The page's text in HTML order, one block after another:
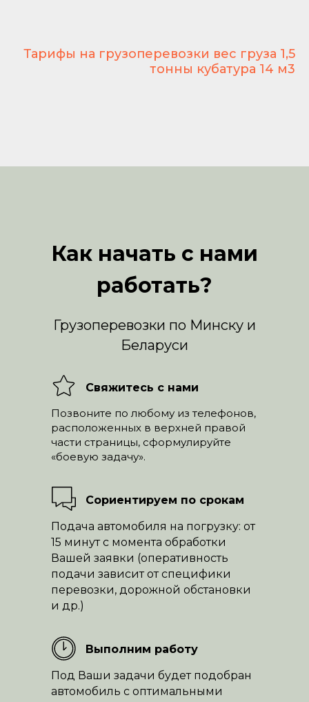
Тарифы на грузоперевозки вес груза 1,5
тонны кубатура 14 м3
Позвоните по любому из телефонов,
расположенных в верхней правой
части страницы, сформулируйте
«боевую задачу».
Подача автомобиля на погрузку: от
15 минут с момента обработки
Вашей заявки (оперативность
подачи зависит от специфики
перевозки, дорожной обстановки
и др.)
Под Ваши задачи будет подобран
автомобиль с оптимальными
Свяжитесь с нами
Сориентируем по срокам
Выполним работу
Как начать с нами
работать?
Грузоперевозки по Минску и
Беларуси